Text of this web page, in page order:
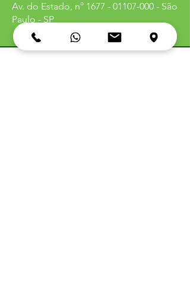
Av. do Estado, n° 1677 - 01107-000 - São
Paulo - SP